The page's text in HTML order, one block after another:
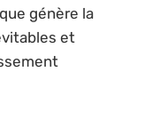
génère la
et